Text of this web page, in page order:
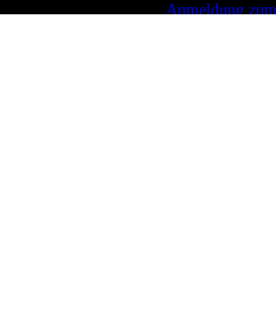
Anmeldung